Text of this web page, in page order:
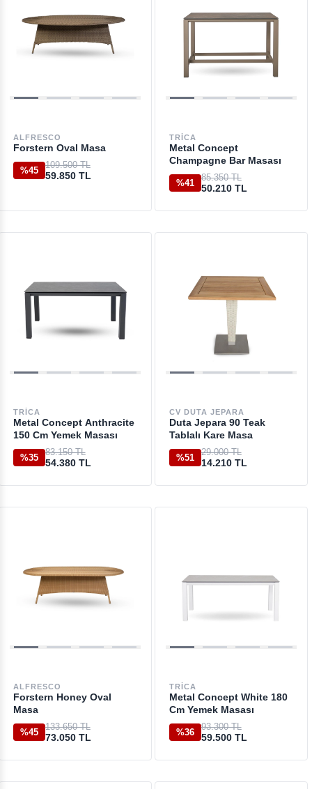
ALFRESCO
Forstern Oval Masa
%45
109.500 TL
59.850 TL
TRICA
Metal Concept
Champagne Bar Masası
%41
85.350 TL
50.210 TL
TRICA
Metal Concept Anthracite
150 Cm Yemek Masası
%35
83.150 TL
54.380 TL
CV DUTA JEPARA
Duta Jepara 90 Teak
Tablalı Kare Masa
%51
29.000 TL
14.210 TL
ALFRESCO
Forstern Honey Oval
Masa
%45
133.650 TL
73.050 TL
TRICA
Metal Concept White 180
Cm Yemek Masası
%36
93.300 TL
59.500 TL